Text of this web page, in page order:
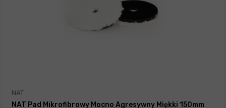
NAT
NAT Pad Mikrofibrowy Mocno Agresywny Miękki 150mm